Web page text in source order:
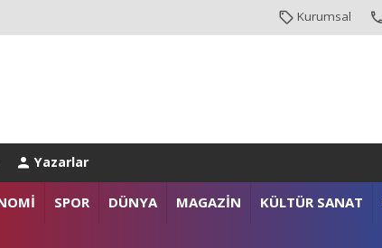
Kurumsal
Yazarlar
SPOR DÜNYA MAGAZİN KÜLTÜR SANAT
Üst Düzey Ziyaret